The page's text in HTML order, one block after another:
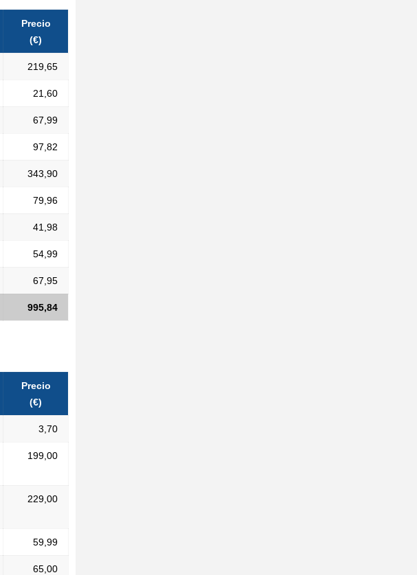
Precio
(€)
219,65
21,60
67,99
97,82
343,90
79,96
41,98
54,99
67,95
995,84
Precio
(€)
3,70
199,00
229,00
59,99
65,00